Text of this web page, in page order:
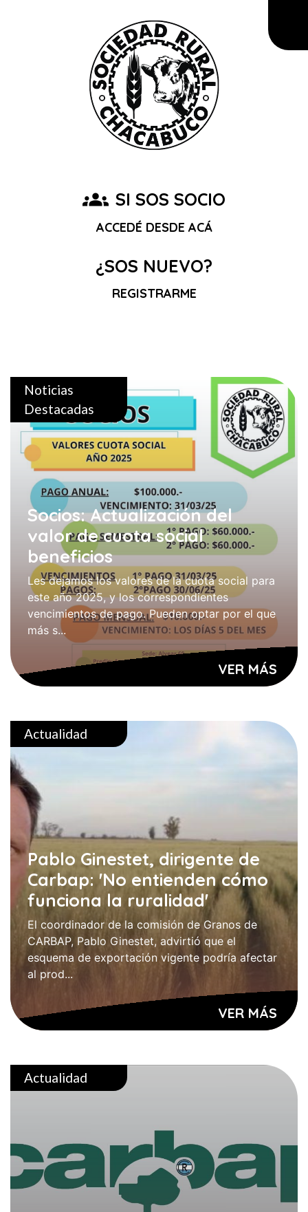
groups SI SOS SOCIO
ACCEDÉ DESDE ACÁ
¿SOS NUEVO?
REGISTRARME
Noticias
Destacadas
Socios: Actualización del
valor de cuota social
beneficios
Les dejamos los valores de la cuota social para
este año 2025, y los correspondientes
vencimientos de pago. Pueden optar por el que
más s...
VER MÁS
Actualidad
Pablo Ginestet, dirigente de
Carbap: 'No entienden cómo
funciona la ruralidad'
El coordinador de la comisión de Granos de
CARBAP, Pablo Ginestet, advirtió que el
esquema de exportación vigente podría afectar
al prod...
VER MÁS
Actualidad